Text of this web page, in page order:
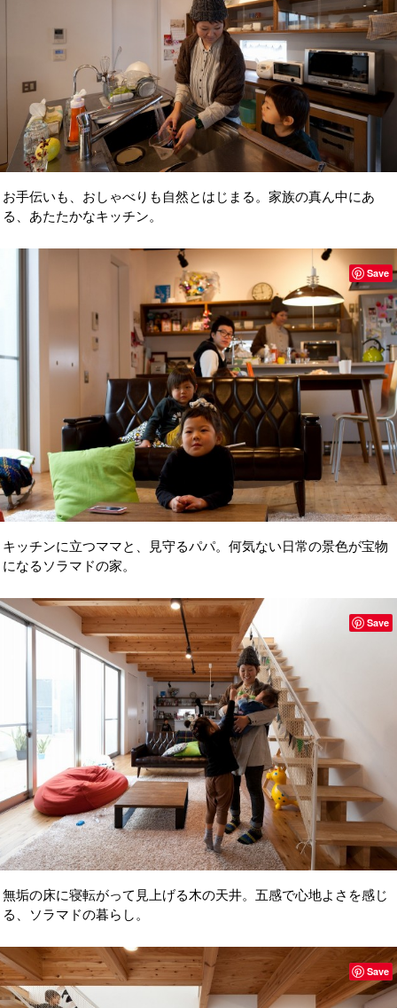
お手伝いも、おしゃべりも自然とはじまる。家族の真ん中にあ
る、あたたかなキッチン。
キッチンに立つママと、見守るパパ。何気ない日常の景色が宝物
になるソラマドの家。
Save
無垢の床に寝転がって見上げる木の天井。五感で心地よさを感じ
る、ソラマドの暮らし。
Save
Save